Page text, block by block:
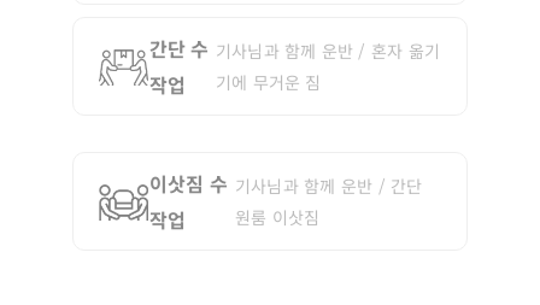
간단 수
작업
기사님과 함께 운반 / 혼자 옮기
기에 무거운 짐
이삿짐 수
작업
기사님과 함께 운반 / 간단
원룸 이삿짐